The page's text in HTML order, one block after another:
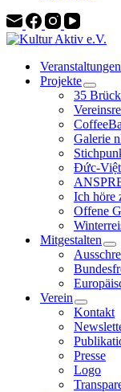
Veranstaltungen
Projekte
35
Galerie
Đức-Việt
Ich höre
Offene
Mitgestalten
Verein
Kontakt
Presse
Logo